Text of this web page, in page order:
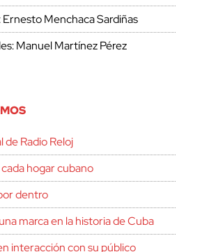
Menchaca Sardiñas
Manuel Martínez Pérez
de Radio Reloj
hogar cubano
dentro
marca en la historia de Cuba
interacción con su público